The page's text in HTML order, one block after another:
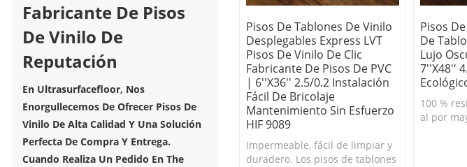
Fabricante De Pisos
De Vinilo De
Reputación
En Ultrasurfacefloor, Nos
Enorgullecemos De Ofrecer Pisos De
Vinilo De Alta Calidad Y Una Solución
Perfecta De Compra Y Entrega.
Cuando Realiza Un Pedido En The
Pisos De Tablones De Vinilo
Desplegables Express LVT
Pisos De Vinilo De Clic
Fabricante De Pisos De PVC
| 6''x36'' 2.5/0.2 Instalación
Fácil De Bricolaje
Mantenimiento Sin Esfuerzo
HIF 9089
Impermeable, fácil de limpiar y
duradero. Los pisos de tablones
Pisos
De
Lujo
7''x48''
100 %
al por